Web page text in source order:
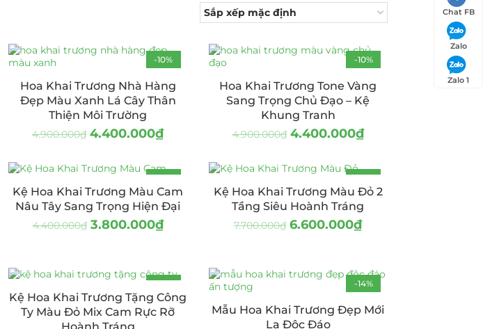
-10%
Hoa Khai Trương Nhà Hàng
Đẹp Màu Xanh Lá Cây Thân
Thiện Môi Trường
4.900.000₫ 4.400.000₫
-10%
Hoa Khai Trương Tone Vàng
Sang Trọng Chủ Đạo – Kệ
Khung Tranh
4.900.000₫ 4.400.000₫
-14%
Kệ Hoa Khai Trương Màu Cam
Nâu Tây Sang Trọng Hiện Đại
4.400.000₫ 3.800.000₫
-14%
Kệ Hoa Khai Trương Màu Đỏ 2
Tầng Siêu Hoành Tráng
7.700.000₫ 6.600.000₫
-19%
Kệ Hoa Khai Trương Tặng Công
Ty Màu Đỏ Mix Cam Rực Rỡ
-14%
Mẫu Hoa Khai Trương Đẹp Mới
Lạ Độc Đáo
Chat FB
Zalo
Zalo 1